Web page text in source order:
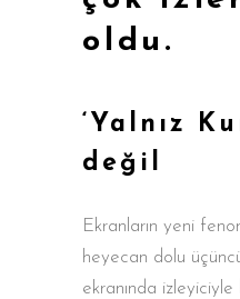
oldu.
‘Yalnız
değil
Ekranların yeni
heyecan dolu
ekranında izleyiciyle